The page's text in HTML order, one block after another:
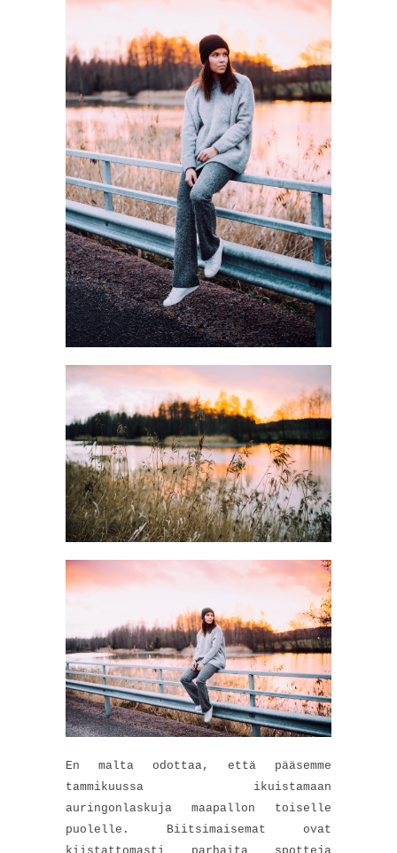
En malta odottaa, että pääsemme
tammikuussa ikuistamaan
auringonlaskuja maapallon toiselle
puolelle. Biitsimaisemat ovat